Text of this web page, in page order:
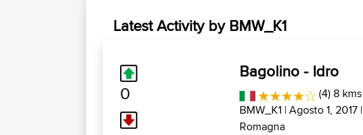
Latest Activity by BMW_K1
0
Bagolino - Idro
(4) 8 kms
BMW_K1 | Agosto 1, 2017 |
Romagna